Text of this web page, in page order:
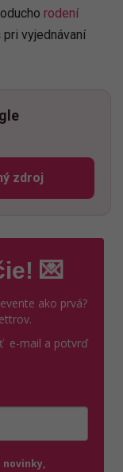
rodení
pri vyjednávaní
zdrojsa otvorí v
💌
ako prvá?
e-mail a potvrď
novinky,